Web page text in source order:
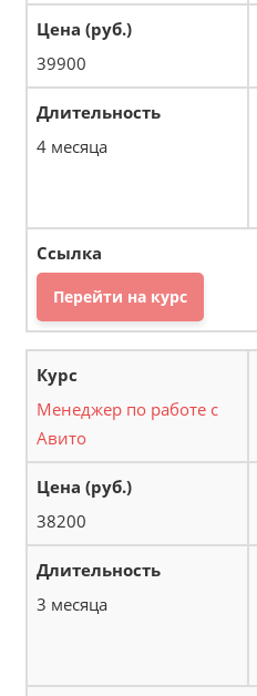
39900
4 месяца
Перейти на курс
Менеджер по работе с
Авито
38200
3 месяца